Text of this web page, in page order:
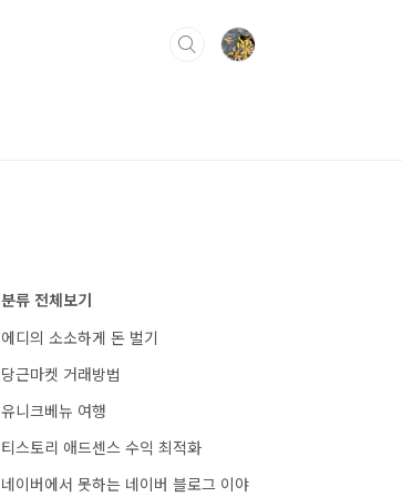
분류 전체보기
에디의 소소하게 돈 벌기
당근마켓 거래방법
유니크베뉴 여행
티스토리 애드센스 수익 최적화
네이버에서 못하는 네이버 블로그 이야